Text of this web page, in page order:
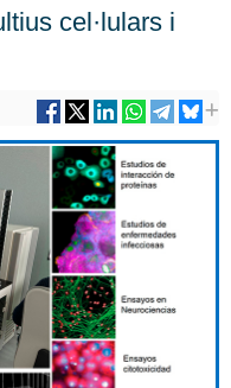
cel·lulars i